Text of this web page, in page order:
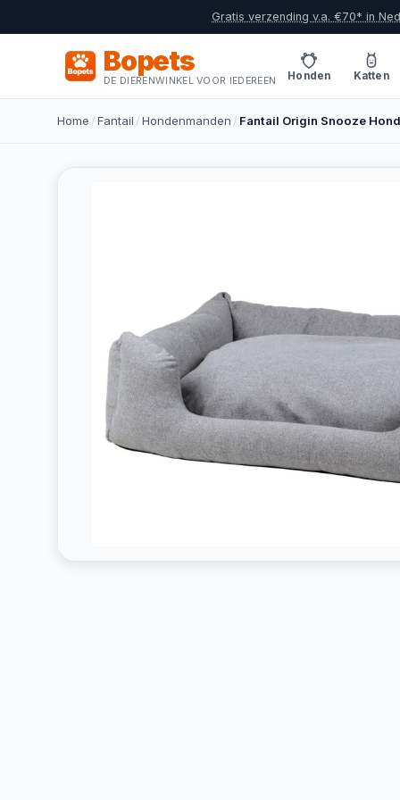
Gratis verzending v.a. €70* in
Bopets
DE DIERENWINKEL VOOR IEDEREEN Honden Katten
Home /Fantail /Hondenmanden / Fantail Origin Snooze